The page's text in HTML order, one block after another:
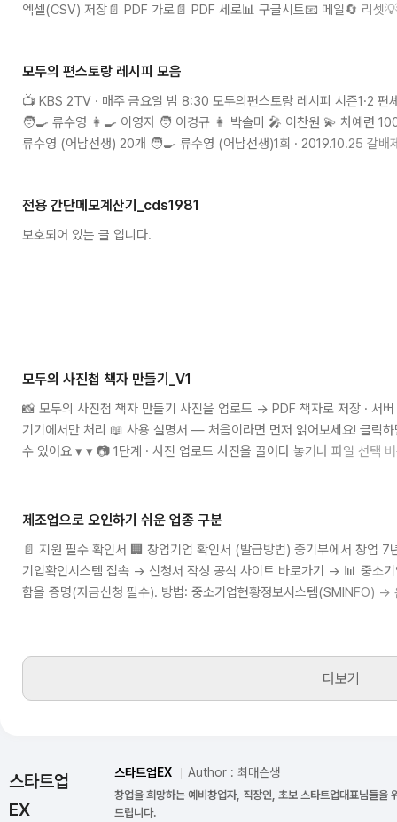
엑셀(CSV) 저장📄 PDF 가로📄 PDF 세로📊 구글시트📧 메일🔄 리셋
모두의 편스토랑 레시피 모음
📺 KBS 2TV · 매주 금요일 밤 8:30 모두의편스토랑 레시피 시즌1·2
🧑‍🍳 류수영 👩‍🍳 이영자 🧑 이경규 👩 박솔미 🎤 이찬원 💫 차예련
류수영 (어남선생) 20개 🧑‍🍳 류수영 (어남선생)1회 · 2019.10.25 갈
전용 간단메모계산기_cds1981
보호되어 있는 글 입니다.
모두의 사진첩 책자 만들기_V1
📸 모두의 사진첩 책자 만들기 사진을 업로드 → PDF 책자로 저장 · 서버
기기에서만 처리 📖 사용 설명서 — 처음이라면 먼저 읽어보세요! 클릭
수 있어요 ▾ ▾ 📷 1단계 · 사진 업로드 사진을 끌어다 놓거나 파일 선택
제조업으로 오인하기 쉬운 업종 구분
📄 지원 필수 확인서 🏢 창업기업 확인서 (발급방법) 중기부에서 창업 7
기업확인시스템 접속 → 신청서 작성 공식 사이트 바로가기 → 📊 중소
함을 증명(자금신청 필수). 방법: 중소기업현황정보시스템(SMINFO)
더보기
스타트업
EX
스타트업EX Author : 최매슨생
창업을 희망하는 예비창업자, 직장인, 초보 스타트업대표님들을
드립니다.